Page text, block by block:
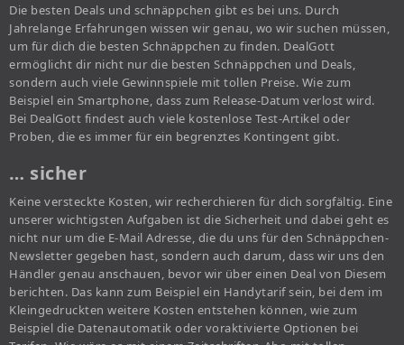
Die besten Deals und schnäppchen gibt es bei uns. Durch
Jahrelange Erfahrungen wissen wir genau, wo wir suchen müssen,
um für dich die besten Schnäppchen zu finden. DealGott
ermöglicht dir nicht nur die besten Schnäppchen und Deals,
sondern auch viele Gewinnspiele mit tollen Preise. Wie zum
Beispiel ein Smartphone, dass zum Release-Datum verlost wird.
Bei DealGott findest auch viele kostenlose Test-Artikel oder
Proben, die es immer für ein begrenztes Kontingent gibt.
… sicher
Keine versteckte Kosten, wir recherchieren für dich sorgfältig. Eine
unserer wichtigsten Aufgaben ist die Sicherheit und dabei geht es
nicht nur um die E-Mail Adresse, die du uns für den Schnäppchen-
Newsletter gegeben hast, sondern auch darum, dass wir uns den
Händler genau anschauen, bevor wir über einen Deal von Diesem
berichten. Das kann zum Beispiel ein Handytarif sein, bei dem im
Kleingedruckten weitere Kosten entstehen können, wie zum
Beispiel die Datenautomatik oder voraktivierte Optionen bei